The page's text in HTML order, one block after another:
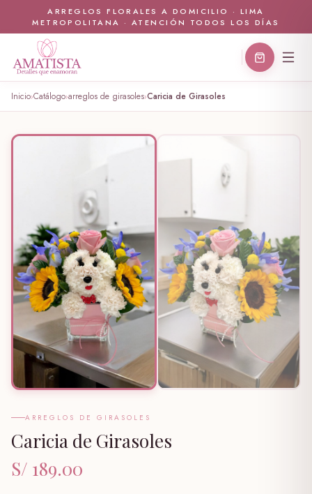
ARREGLOS FLORALES A DOMICILIO · LIMA
METROPOLITANA · ATENCIÓN TODOS LOS DÍAS
Inicio›Catálogo›arreglos de girasoles›Caricia de Girasoles
ARREGLOS DE GIRASOLES
Caricia de Girasoles
S/ 189.00